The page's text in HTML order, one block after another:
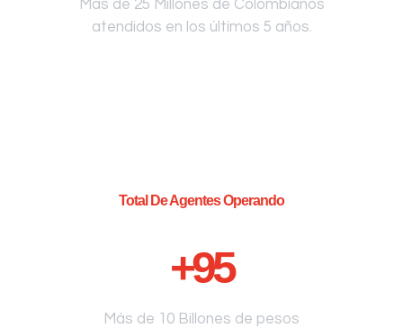
Más de 25 Millones de Colombianos
atendidos en los últimos 5 años.
Total De Agentes Operando
+95
Más de 10 Billones de pesos